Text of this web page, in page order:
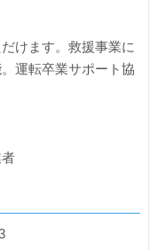
けます。救援事業に
運転卒業サポート協